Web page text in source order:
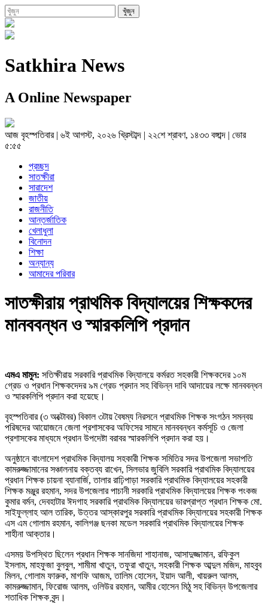
Satkhira News
A Online Newspaper
আজ বৃহস্পতিবার| ৬ই আগস্ট, ২০২৬ খ্রিস্টাব্দ | ২২শে শ্রাবণ, ১৪৩৩ বঙ্গাব্দ | ভোর
৫:৫৫
প্রচ্ছদ
সাতক্ষীরা
সারাদেশ
জাতীয়
রাজনীতি
আন্তর্জাতিক
খেলাধুলা
বিনোদন
শিক্ষা
অন্যান্য
আমাদের পরিবার
সাতক্ষীরায় প্রাথমিক বিদ্যালয়ের শিক্ষকদের
মানববন্ধন ও স্মারকলিপি প্রদান
এমএ মামুন: সতিক্ষীরায় সরকারি প্রাথমিক বিদ্যালয়ে কর্মরত সহকারী শিক্ষকদের ১০ম
গ্রেড ও প্রধান শিক্ষকদেদর ৯ম গ্রেড প্রদান সহ বিভিন্ন দাবি আদায়ের লক্ষে মানববন্ধন
ও স্মারকলিপি প্রদান করা হয়েছে।
বৃহস্পতিবার (৩ অক্টোবর) বিকাল ৩টায় বৈষম্য নিরসনে প্রাথমিক শিক্ষক সংগঠন সমন্বয়
পরিষদের আয়োজনে জেলা প্রশাসকের অফিসের সামনে মানববন্ধন কর্মসূচি ও জেলা
প্রশাসকের মাধ্যমে প্রধান উপদেষ্টা বরাবর স্মারকলিপি প্রদান করা হয়।
অনুষ্ঠানে বাংলাদেশ প্রাথমিক বিদ্যালয় সহকারী শিক্ষক সমিতির সদর উপজেলা সভাপতি
কামরুজ্জামানের সঞ্চালনায় বক্তব্য রাখেন, সিলভার জুবিলি সরকারি প্রাথমিক বিদ্যালয়ের
প্রধান শিক্ষক চায়না ব্যানার্জি, তালার রাঢ়িপাড়া সরকারি প্রাথমিক বিদ্যালয়ের সহকারী
শিক্ষক মঞ্জুর রহমান, সদর উপজেলার পাচানী সরকারি প্রাথমিক বিদ্যালয়ের শিক্ষক পংকজ
কুমার বর্মন, দেবহাটার ঈদগাহ সরকারি প্রাথমিক বিদ্যালয়ের ভারপ্রাপ্ত প্রধান শিক্ষক মো.
সাইফুল্লাহ আল তারিক, উত্তর আস্কারপুর সরকারি প্রাথমিক বিদ্যালয়ের সহকারী শিক্ষক
এস এম গোলাম রহমান, কালিগঞ্জ ছনকা মডেল সরকারি প্রাথমিক বিদ্যালয়ের শিক্ষক
শাহীনা আক্তার।
এসময় উপস্থিত ছিলেন প্রধান শিক্ষক সানজিদা শাহানাজ, আসাদুজ্জামান, রফিকুল
ইসলাম, মাহফুজা বুলবুল, শামীমা খাতুন, তফুরা খাতুন, সহকারী শিক্ষক আব্দুল মজিদ, মাহবুব
মিলন, গোলাম ফারুক, মাগফি আজম, তালিম হোসেন, ইয়াদ আলী, খায়রুল আলম,
কামরুজ্জামান, ফিরোজ আলম, ওলিউর রহমান, আমীর হোসেন মিঠু সহ বিভিন্ন উপজেলার
শতাধিক শিক্ষক বৃন্দ।